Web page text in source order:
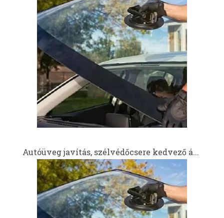
Autóüveg javítás, szélvédőcsere kedvező á...